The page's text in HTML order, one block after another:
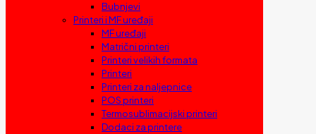
Bubnjevi
Printeri i MF uređaji
MF uređaji
Matrični printeri
Printeri velikih formata
Printeri
Printeri za naljepnice
POS printeri
Termosublimacijski printeri
Dodaci za printere